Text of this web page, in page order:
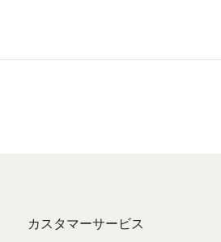
カスタマーサービス